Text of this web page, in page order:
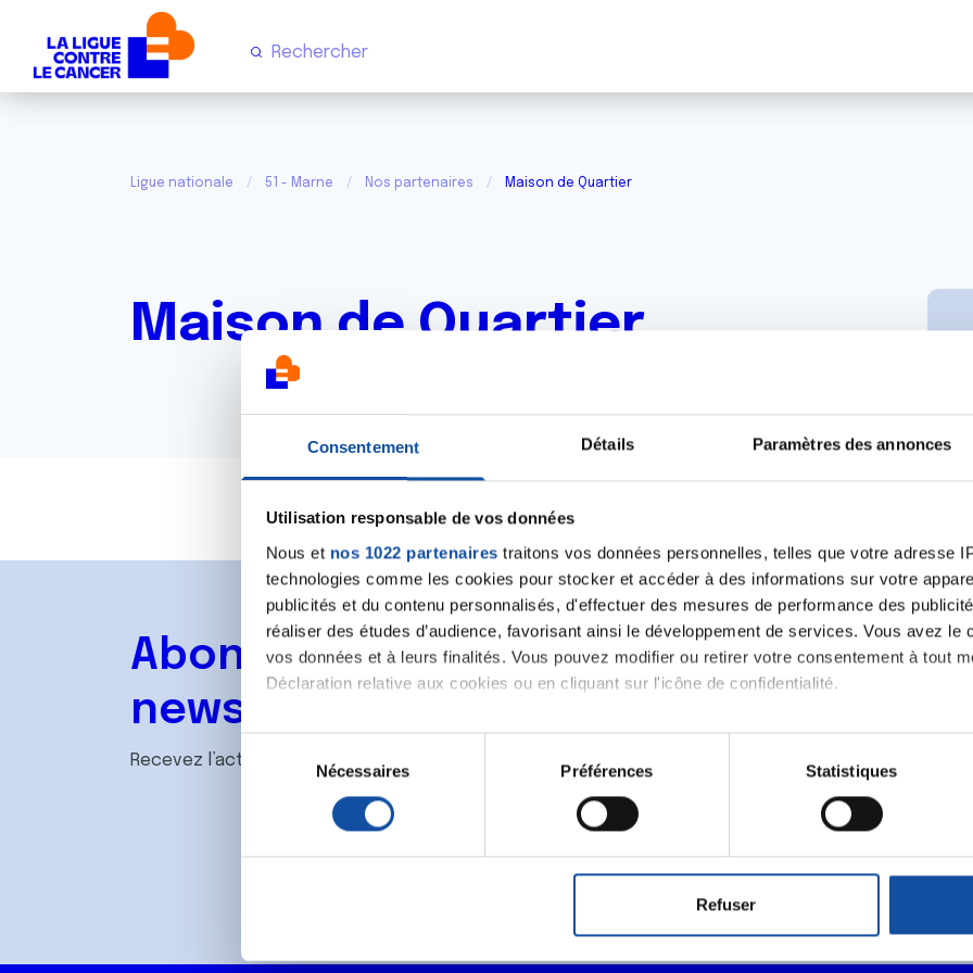
Consentement Détails Paramètres des annonces
Utilisation responsable de vos données
Nous et nos 1022 partenaires traitons vos données personnelles, telles que votre adresse
technologies comme les cookies pour stocker et accéder à des informations sur votre
publicités et du contenu personnalisés, d'effectuer des mesures de performance des
réaliser des études d’audience, favorisant ainsi le développement de services. Vous avez le
vos données et à leurs finalités. Vous pouvez modifier ou retirer votre consentement à tout
Déclaration relative aux cookies ou en cliquant sur l'icône de confidentialité.
Si vous le permettez, nous aimerions également :
Collecter des informations sur votre localisation géographique qui peuvent être
digitales).
Pour en savoir plus sur le traitement de vos données personnelles et définir vos
. Vous pouvez modifier ou retirer votre consentement à tout moment à partir de la
é
n
Nécessaires Préférences Statistiques
Refuser
Ligue nationale 51 - Marne Nos partenaires Maison de Quartier
Maison de Quartier
http://www.maisondequartier-reims.fr/
Abonnez-vous à notre
newsletter
Recevez l’actualité de la Ligue.
m'abonner.
Je souhaite
destination